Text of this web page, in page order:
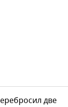
две